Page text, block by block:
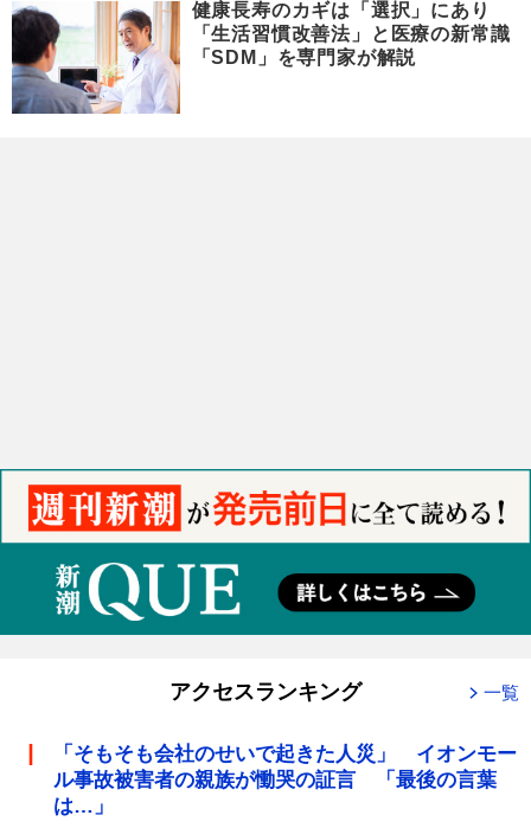
健康長寿のカギは「選択」にあり
「生活習慣改善法」と医療の新常識
「SDM」を専門家が解説
アクセスランキング 一覧
「そもそも会社のせいで起きた人災」 イオンモー
ル事故被害者の親族が慟哭の証言 「最後の言葉
は…」